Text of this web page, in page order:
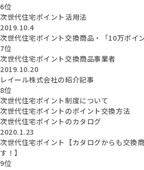
6位
次世代住宅ポイント活用法
2019.10.4
次世代住宅ポイント交換商品・「10万ポイ
7位
次世代住宅ポイント交換商品事業者
2019.10.20
レイール株式会社の紹介記事
8位
次世代住宅ポイント制度について
次世代住宅ポイントのポイント交換方法
次世代住宅ポイントのカタログ
2020.1.23
次世代住宅ポイント【カタログからも交換
す！】
9位